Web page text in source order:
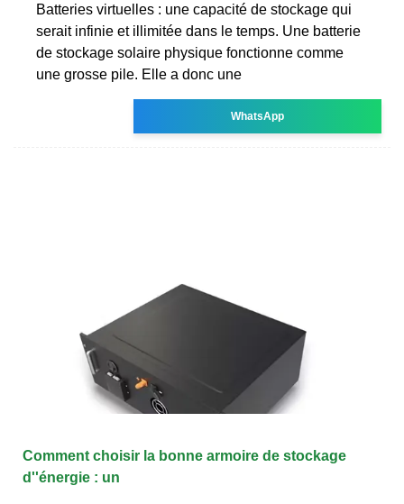
Batteries virtuelles : une capacité de stockage qui
serait infinie et illimitée dans le temps. Une batterie
de stockage solaire physique fonctionne comme
une grosse pile. Elle a donc une
WhatsApp
Comment choisir la bonne armoire de stockage
d''énergie : un